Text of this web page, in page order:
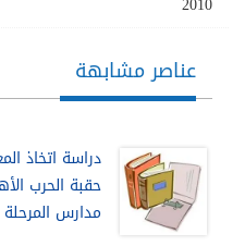
عناصر مشابهة
دراسة اتخاذ
حقبة الحرب
مدارس